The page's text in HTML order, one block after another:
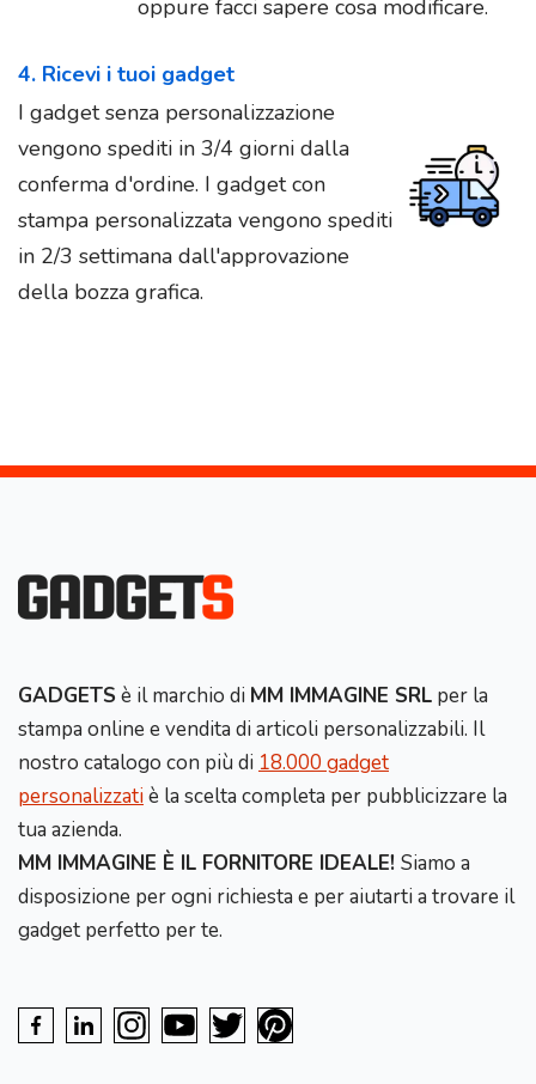
oppure facci sapere cosa modificare.
4. Ricevi i tuoi gadget
I gadget senza personalizzazione
vengono spediti in 3/4 giorni dalla
conferma d'ordine. I gadget con
stampa personalizzata vengono spediti
in 2/3 settimana dall'approvazione
della bozza grafica.
GADGETS è il marchio di MM IMMAGINE SRL per la
stampa online e vendita di articoli personalizzabili. Il
nostro catalogo con più di 18.000 gadget
personalizzatiè la scelta completa per pubblicizzare la
tua azienda.
MM IMMAGINE È IL FORNITORE IDEALE! Siamo a
disposizione per ogni richiesta e per aiutarti a trovare il
gadget perfetto per te.